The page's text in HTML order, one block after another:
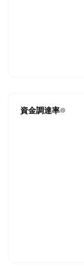
資金調達率